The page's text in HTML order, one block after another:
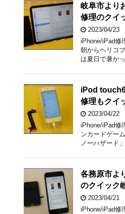
岐阜市より
修理のクイ
2023/04/23
iPhone/iPad修
朝からヘリコ
は夏日で暑か
iPod
修理もクイ
2023/04/22
iPhone/iPad修
ンカードゲー
ノーハザード
各務原市よ
のクイック
2023/04/21
iPhone/iPad修